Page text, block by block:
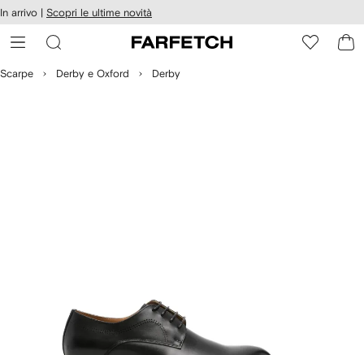
ai
In arrivo | Scopri le ultime novità
Scarpe Derby e Oxford Derby